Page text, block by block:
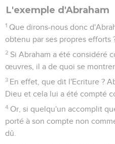
L'exemple d'Abraham
1 Que dirons-nous donc
obtenu par ses propres efforts
2 Si Abraham a été considéré
œuvres, il a de quoi se
3 En effet, que dit l'Ecriture ?
Dieu et cela lui a été compté
4 Or, si quelqu'un accomplit
porté à son compte non
dû.